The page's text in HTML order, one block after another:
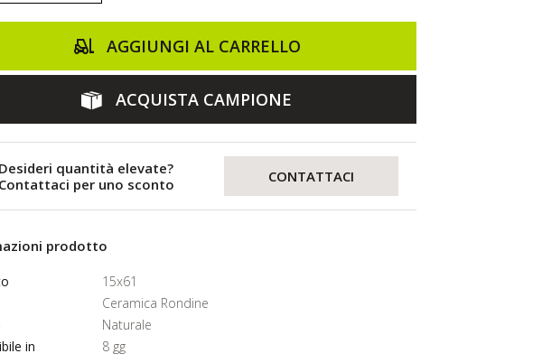
AGGIUNGI AL CARRELLO
ACQUISTA CAMPIONE
Desideri quantità elevate?
Contattaci per uno sconto
CONTATTACI
prodotto
15x61
Ceramica Rondine
Naturale
in
8 gg